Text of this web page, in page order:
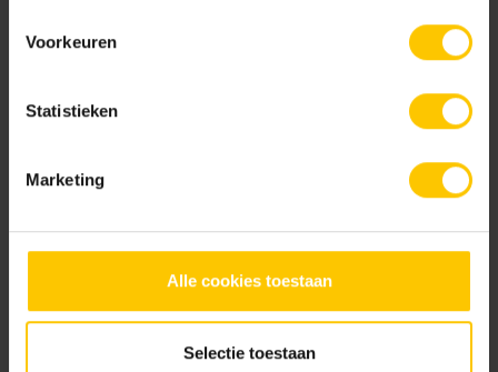
Voorkeuren
Statistieken
Marketing
Alle cookies toestaan
Selectie toestaan